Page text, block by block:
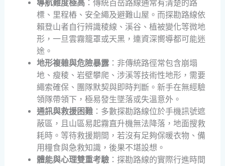
導航難度極高：傳統百岳路線通常有清楚的路
標、里程樁、安全繩及避難山屋。而探勘路線依
賴登山者自行辨識稜線、溪谷、植被變化等微地
形，一旦雲霧籠罩或天黑，連資深嚮導都可能迷
途。
地形複雜與危險暴露：非傳統路徑常包含崩塌
地、瘦稜、岩壁攀爬、涉溪等技術性地形，需要
繩索確保、團隊默契與即時判斷。新手在無經驗
領隊帶領下，極易發生墜落或失溫意外。
通訊與救援困難：多數探勘路線位於手機訊號遮
蔽區，且山區易起霧直升機無法降落，地面搜救
耗時。等待救援期間，若沒有足夠保暖衣物、備
用糧食與急救知識，後果不堪設想。
體能與心理雙重考驗：探勘路線的實際行進時間